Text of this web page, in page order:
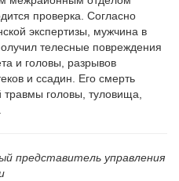
проверка. Согласно
экспертизы, мужчина в
телесные повреждения
и головы, разрывов
и ссадин. Его смерть
травмы головы, туловища,
представитель управления